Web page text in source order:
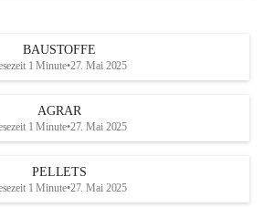
Transport. Für alle Ihre Anliegen
Lösung.
BAUSTOFFE
1 Minute•27. Mai 2025
AGRAR
1 Minute•27. Mai 2025
PELLETS
1 Minute•27. Mai 2025